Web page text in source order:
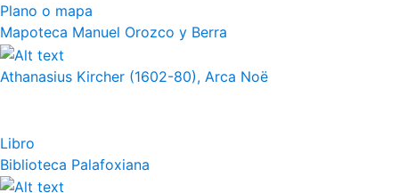
Plano o mapa
Mapoteca Manuel Orozco y Berra
Athanasius Kircher (1602-80), Arca Noë
Libro
Biblioteca Palafoxiana